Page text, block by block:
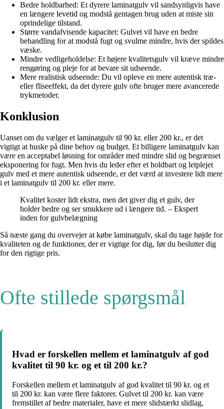
Bedre holdbarhed: Et dyrere laminatgulv vil sandsynligvis have
en længere levetid og modstå gentagen brug uden at miste sin
oprindelige tilstand.
Større vandafvisende kapacitet: Gulvet vil have en bedre
behandling for at modstå fugt og svulme mindre, hvis der spildes
væske.
Mindre vedligeholdelse: Et højere kvalitetsgulv vil kræve mindre
rengøring og pleje for at bevare sit udseende.
Mere realistisk udseende: Du vil opleve en mere autentisk træ-
eller fliseeffekt, da det dyrere gulv ofte bruger mere avancerede
trykmetoder.
Konklusion
Uanset om du vælger et laminatgulv til 90 kr. eller 200 kr., er det
vigtigt at huske på dine behov og budget. Et billigere laminatgulv kan
være en acceptabel løsning for områder med mindre slid og begrænset
eksponering for fugt. Men hvis du leder efter et holdbart og letplejet
gulv med et mere autentisk udseende, er det værd at investere lidt mere
i et laminatgulv til 200 kr. eller mere.
Kvalitet koster lidt ekstra, men det giver dig et gulv, der
holder bedre og ser smukkere ud i længere tid. – Ekspert
inden for gulvbelægning
Så næste gang du overvejer at købe laminatgulv, skal du tage højde for
kvaliteten og de funktioner, der er vigtige for dig, før du beslutter dig
for den rigtige pris.
Ofte stillede spørgsmål
Hvad er forskellen mellem et laminatgulv af god
kvalitet til 90 kr. og et til 200 kr.?
Forskellen mellem et laminatgulv af god kvalitet til 90 kr. og et
til 200 kr. kan være flere faktorer. Gulvet til 200 kr. kan være
fremstillet af bedre materialer, have et mere slidstærkt slidlag,